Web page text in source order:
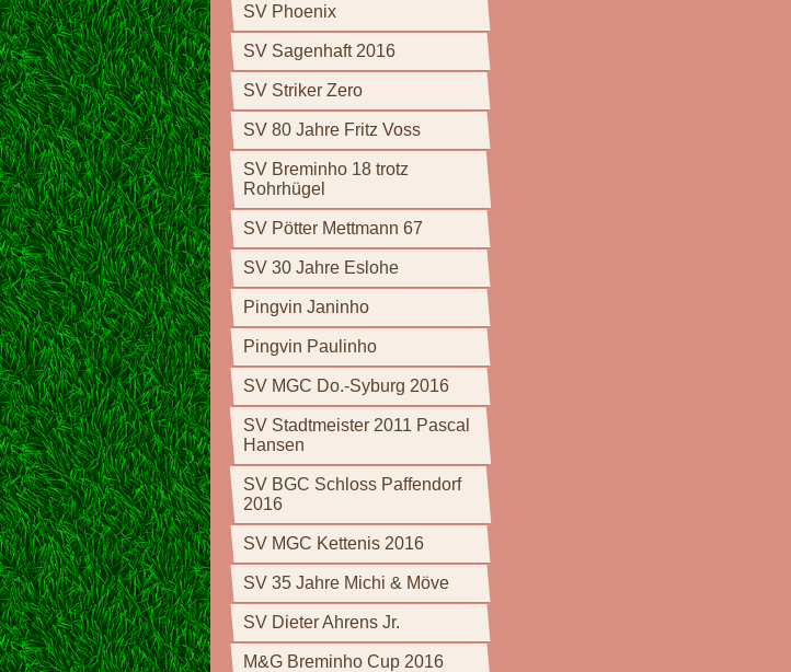
SV Phoenix
SV Sagenhaft 2016
SV Striker Zero
SV 80 Jahre Fritz Voss
SV Breminho 18 trotz
Rohrhügel
SV Pötter Mettmann 67
SV 30 Jahre Eslohe
Pingvin Janinho
Pingvin Paulinho
SV MGC Do.-Syburg 2016
SV Stadtmeister 2011 Pascal
Hansen
SV BGC Schloss Paffendorf
2016
SV MGC Kettenis 2016
SV 35 Jahre Michi & Möve
SV Dieter Ahrens Jr.
M&G Breminho Cup 2016